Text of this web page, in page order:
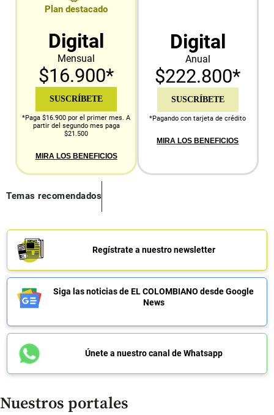
Plan destacado
Digital
Mensual
$16.900*
SUSCRÍBETE
*Paga $16.900 por el primer mes. A
partir del segundo mes paga
$21.500
MIRA LOS BENEFICIOS
Digital
Anual
$222.800*
SUSCRÍBETE
*Pagando con tarjeta de crédito
MIRA LOS BENEFICIOS
Temas recomendados
Regístrate a nuestro newsletter
Siga las noticias de EL COLOMBIANO desde Google
News
Únete a nuestro canal de Whatsapp
Nuestros portales